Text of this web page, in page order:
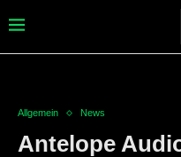
Allgemein News
Antelope